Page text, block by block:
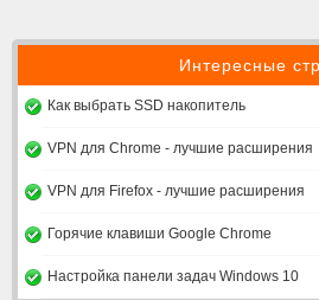
Интересные
Как выбрать SSD накопитель
VPN для Chrome - лучшие расширения
VPN для Firefox - лучшие расширения
Горячие клавиши Google Chrome
Настройка панели задач Windows 10